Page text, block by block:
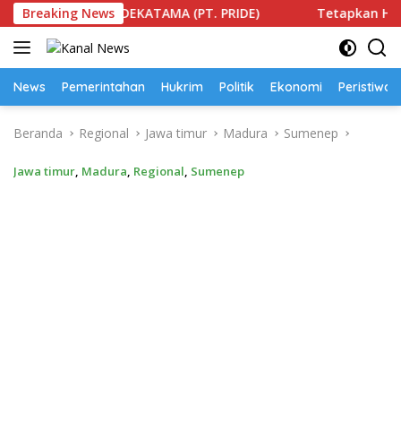
Langsung
ke
konten
Breaking News
DEKATAMA (PT. PRIDE) Tetapkan Harga
News Pemerintahan Hukrim Politik Ekonomi Peristiwa
Beranda Regional Jawa timur Madura Sumenep
Jawa timur, Madura, Regional, Sumenep